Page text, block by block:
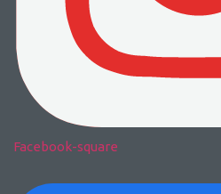
Facebook-square